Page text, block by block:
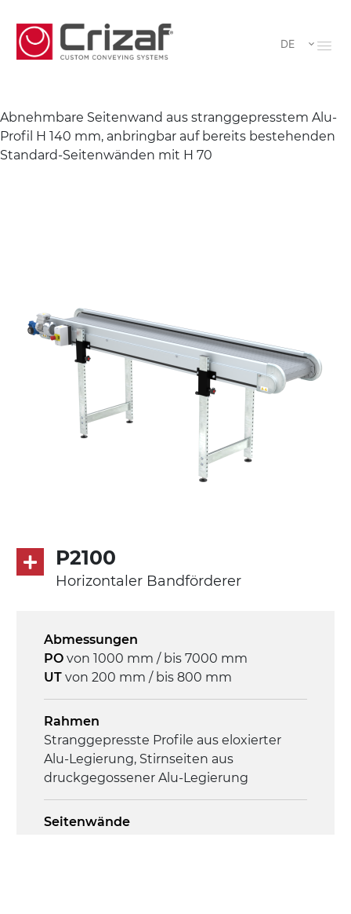
DE
Abnehmbare Seitenwand aus stranggepresstem Alu-
Profil H 140 mm, anbringbar auf bereits bestehenden
Standard-Seitenwänden mit H 70
P2100
Horizontaler Bandförderer
Abmessungen
PO von 1000 mm / bis 7000 mm
UT von 200 mm / bis 800 mm
Rahmen
Stranggepresste Profile aus eloxierter
Alu-Legierung, Stirnseiten aus
druckgegossener Alu-Legierung
Seitenwände